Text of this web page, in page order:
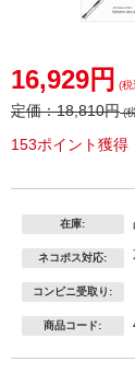
16,929円 (税
定価：18,810円(
153ポイント獲得
在庫:
ネコポス対応:
コンビニ受取り:
商品コード: